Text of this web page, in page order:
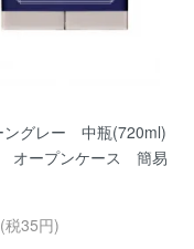
ングレー 中瓶(720ml)
オープンケース 簡易
税35円)